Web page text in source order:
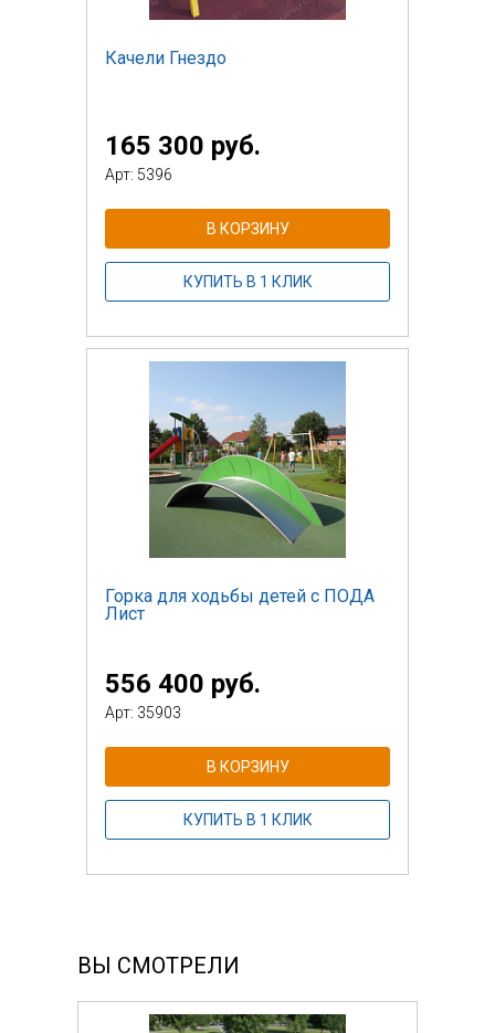
Качели Гнездо
165 300 руб.
Арт: 5396
В КОРЗИНУ
КУПИТЬ В 1 КЛИК
Горка для ходьбы детей с ПОДА
Лист
556 400 руб.
Арт: 35903
В КОРЗИНУ
КУПИТЬ В 1 КЛИК
ВЫ СМОТРЕЛИ